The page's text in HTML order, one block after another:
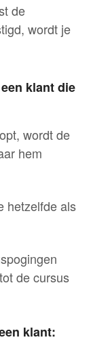
de
wordt je
klant die
wordt de
hem
hetzelfde als
de cursus
klant: